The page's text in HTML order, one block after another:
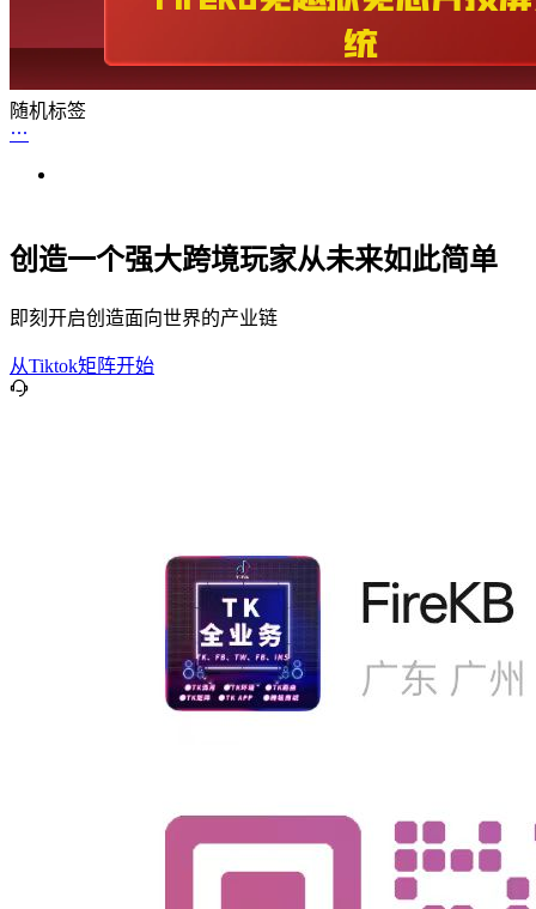
随机标签
创造一个强大跨境玩家从未来如此简单
即刻开启创造面向世界的产业链
从Tiktok矩阵开始